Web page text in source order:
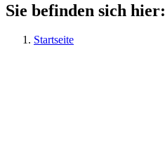
Sie befinden sich hier:
Startseite